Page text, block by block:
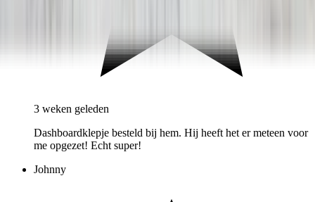
3 weken geleden
Dashboardklepje besteld bij hem. Hij heeft het er meteen voor
me opgezet! Echt super!
Johnny